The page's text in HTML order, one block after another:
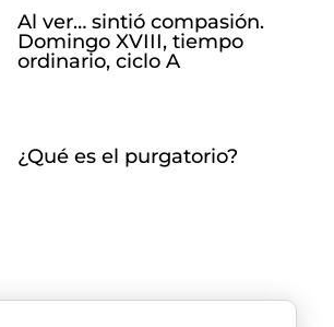
Al ver… sintió compasión.
Domingo XVIII, tiempo
ordinario, ciclo A
¿Qué es el purgatorio?